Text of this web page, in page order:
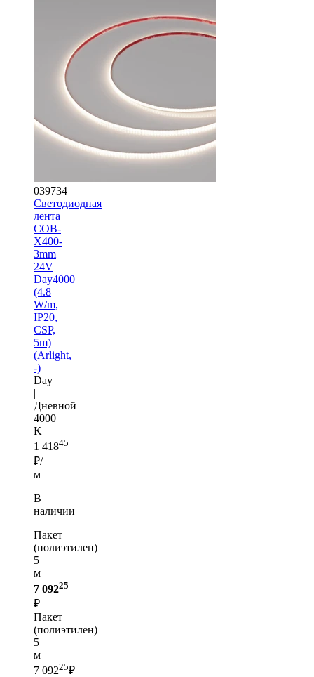
039734
Светодиодная
лента
COB-
X400-
3mm
24V
Day4000
(4.8
W/m,
IP20,
CSP,
5m)
(Arlight,
-)
Day
|
Дневной
4000
K
1 41845
₽/
м
В
наличии
Пакет
(полиэтилен)
5
м —
7 09225
₽
Пакет
(полиэтилен)
5
м
7 09225₽